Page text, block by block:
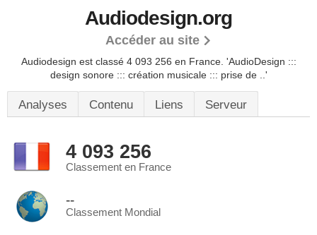
Audiodesign.org
Accéder au site
Audiodesign est classé 4 093 256 en France. 'AudioDesign :::
design sonore ::: création musicale ::: prise de ..'
Analyses Contenu Liens Serveur
4 093 256
Classement en France
--
Classement Mondial